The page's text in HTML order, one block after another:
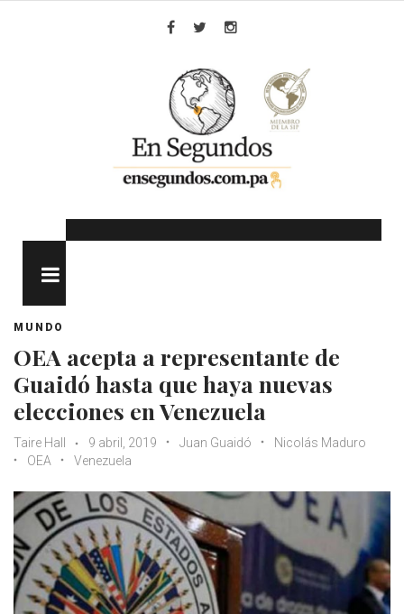
MUNDO
OEA acepta a representante de
Guaidó hasta que haya nuevas
elecciones en Venezuela
Taire Hall 9 abril, 2019 Juan Guaidó
Nicolás Maduro
OEA
Venezuela